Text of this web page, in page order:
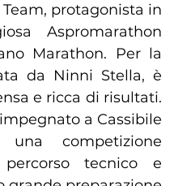
Team, protagonista in
Aspromarathon
Marathon. Per la
da Ninni Stella, è
e ricca di risultati.
a Cassibile
competizione
tecnico e